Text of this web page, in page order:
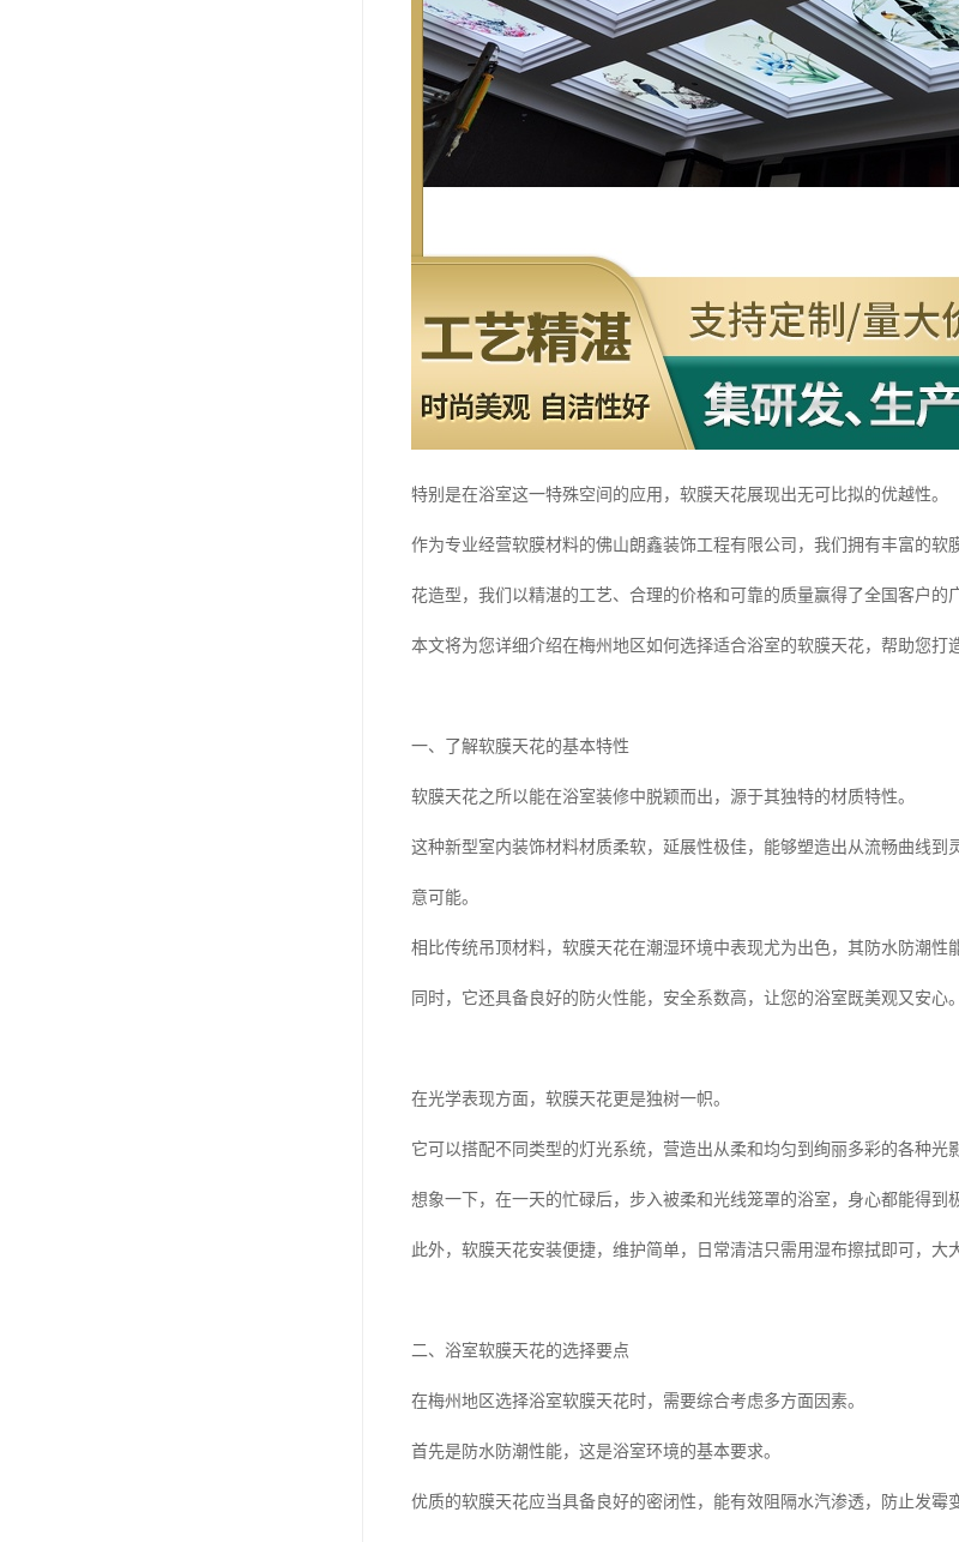
特别是在浴室这一特殊空间的应用，软膜天花展现出无可比拟的优越性。
作为专业经营软膜材料的佛山朗鑫装饰工程有限公司，我们拥有丰富的
花造型，我们以精湛的工艺、合理的价格和可靠的质量赢得了全国客户的
本文将为您详细介绍在梅州地区如何选择适合浴室的软膜天花，帮助您打
一、了解软膜天花的基本特性
软膜天花之所以能在浴室装修中脱颖而出，源于其独特的材质特性。
这种新型室内装饰材料材质柔软，延展性极佳，能够塑造出从流畅曲线
意可能。
相比传统吊顶材料，软膜天花在潮湿环境中表现尤为出色，其防水防潮性
同时，它还具备良好的防火性能，安全系数高，让您的浴室既美观又安心。
在光学表现方面，软膜天花更是独树一帜。
它可以搭配不同类型的灯光系统，营造出从柔和均匀到绚丽多彩的各种光
想象一下，在一天的忙碌后，步入被柔和光线笼罩的浴室，身心都能得到
此外，软膜天花安装便捷，维护简单，日常清洁只需用湿布擦拭即可，大
二、浴室软膜天花的选择要点
在梅州地区选择浴室软膜天花时，需要综合考虑多方面因素。
首先是防水防潮性能，这是浴室环境的基本要求。
优质的软膜天花应当具备良好的密闭性，能有效阻隔水汽渗透，防止发霉